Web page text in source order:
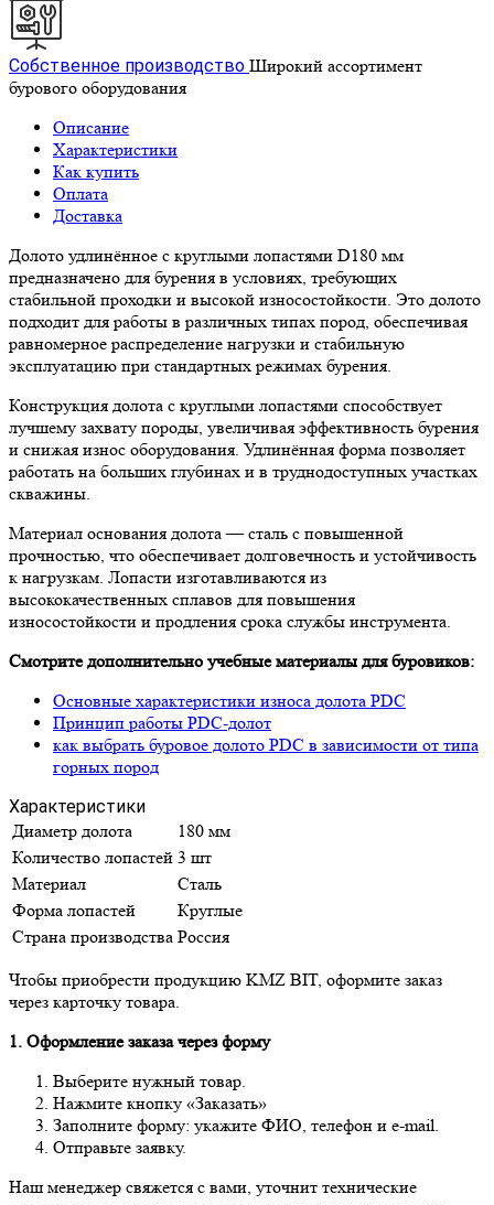
Собственное производство Широкий ассортимент
бурового оборудования
Описание
Характеристики
Как купить
Оплата
Доставка
Долото удлинённое с круглыми лопастями D180 мм
предназначено для бурения в условиях, требующих
стабильной проходки и высокой износостойкости. Это долото
подходит для работы в различных типах пород, обеспечивая
равномерное распределение нагрузки и стабильную
эксплуатацию при стандартных режимах бурения.
Конструкция долота с круглыми лопастями способствует
лучшему захвату породы, увеличивая эффективность бурения
и снижая износ оборудования. Удлинённая форма позволяет
работать на больших глубинах и в труднодоступных участках
скважины.
Материал основания долота — сталь с повышенной
прочностью, что обеспечивает долговечность и устойчивость
к нагрузкам. Лопасти изготавливаются из
высококачественных сплавов для повышения
износостойкости и продления срока службы инструмента.
Смотрите дополнительно учебные материалы для буровиков:
Основные характеристики износа долота PDC
Принцип работы PDC-долот
как выбрать буровое долото PDC в зависимости от типа
горных пород
Характеристики
Диаметр долота
180 мм
Количество лопастей 3 шт
Материал
Сталь
Форма лопастей
Круглые
Страна производства Россия
Чтобы приобрести продукцию KMZ BIT, оформите заказ
через карточку товара.
1. Оформление заказа через форму
Выберите нужный товар.
Нажмите кнопку «Заказать»
Заполните форму: укажите ФИО, телефон и e-mail.
Отправьте заявку.
Наш менеджер свяжется с вами, уточнит технические